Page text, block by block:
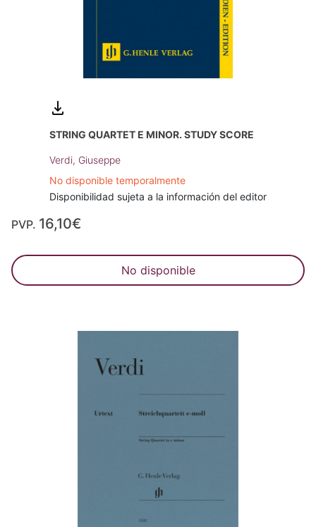
STRING QUARTET E MINOR. STUDY SCORE
Verdi, Giuseppe
No disponible temporalmente
Disponibilidad sujeta a la información del editor
PVP. 16,10€
No disponible